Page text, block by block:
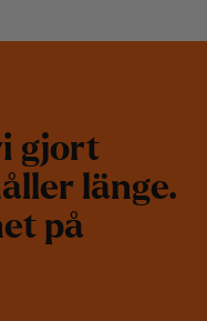
i gjort
åller länge.
et på